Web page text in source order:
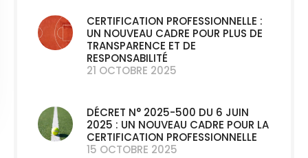
CERTIFICATION PROFESSIONNELLE :
UN NOUVEAU CADRE POUR PLUS DE
TRANSPARENCE ET DE
RESPONSABILITÉ
21 OCTOBRE 2025
DÉCRET N° 2025-500 DU 6 JUIN
2025 : UN NOUVEAU CADRE POUR LA
CERTIFICATION PROFESSIONNELLE
15 OCTOBRE 2025